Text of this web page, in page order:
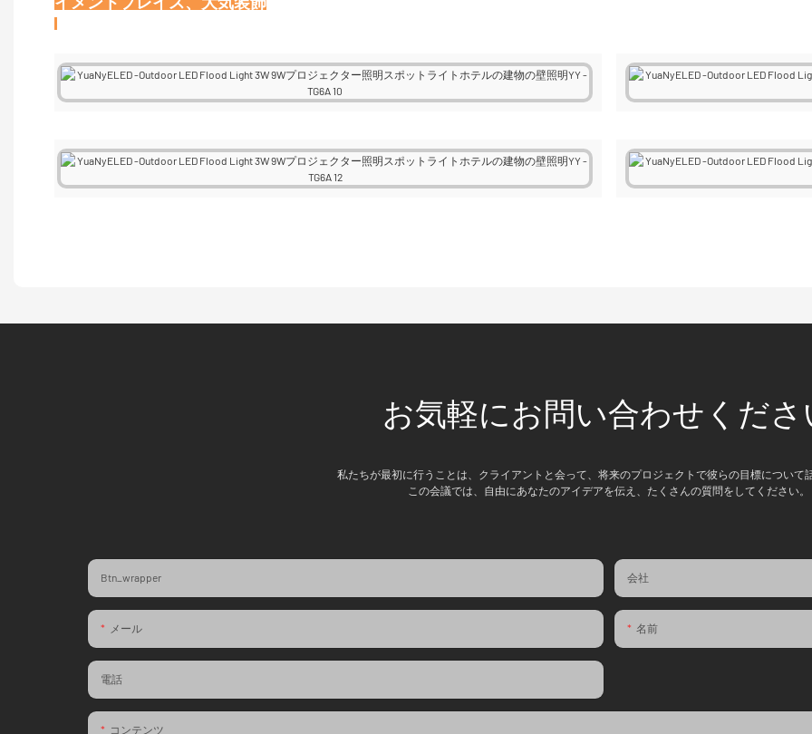
お気軽にお問い合わせくださ
私たちが最初に行うことは、クライアントと会って、将来のプロジェクトで彼らの目標について
この会議では、自由にあなたのアイデアを伝え、たくさんの質問をしてください。
Btn_wrapper 会社
メール 名前
電話
コンテンツ